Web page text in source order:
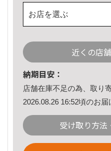
お店を選ぶ
近くの店
納期目安：
店舗在庫不足の為、取り
2026.08.26 16:52頃のお届
受け取り方法